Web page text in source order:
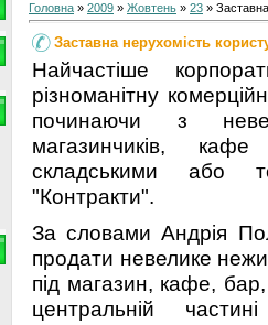
Головна » 2009 » Жовтень » 23 »
Заставна нерухомість
Найчастіше
різноманітну
починаючи з
магазинчиків,
складськими або
"Контракти".
За словами Андрія
продати невелике
під магазин, кафе,
центральній